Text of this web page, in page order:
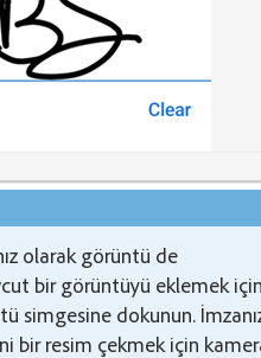
olarak görüntü de
bir görüntüyü eklemek
simgesine dokunun.
bir resim çekmek için